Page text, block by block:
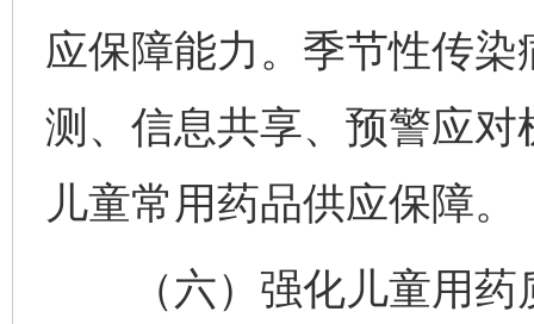
应保障能力。季节性传
测、信息共享、预警应
儿童常用药品供应保障。
（六）强化儿童用药